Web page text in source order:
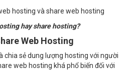
hay share hosting?
Web Hosting
chia sẻ dung lượng hosting với người
web hosting khá phổ biến đối với